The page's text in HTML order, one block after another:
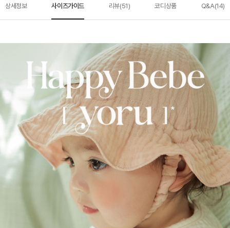
상세정보 사이즈가이드 리뷰(51) 코디상품 Q&A(14)